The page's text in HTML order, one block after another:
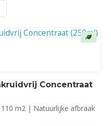
Concentraat
m2 | Natuurlijke afbraak